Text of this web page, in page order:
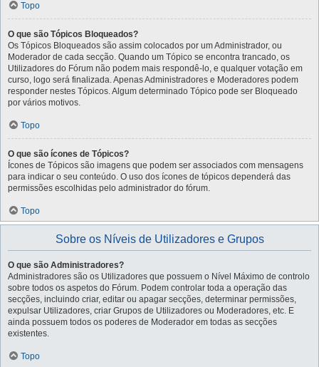
Topo
O que são Tópicos Bloqueados?
Os Tópicos Bloqueados são assim colocados por um Administrador, ou
Moderador de cada secção. Quando um Tópico se encontra trancado, os
Utilizadores do Fórum não podem mais respondê-lo, e qualquer votação em
curso, logo será finalizada. Apenas Administradores e Moderadores podem
responder nestes Tópicos. Algum determinado Tópico pode ser Bloqueado
por vários motivos.
Topo
O que são ícones de Tópicos?
Ícones de Tópicos são imagens que podem ser associados com mensagens
para indicar o seu conteúdo. O uso dos ícones de tópicos dependerá das
permissões escolhidas pelo administrador do fórum.
Topo
Sobre os Níveis de Utilizadores e Grupos
O que são Administradores?
Administradores são os Utilizadores que possuem o Nível Máximo de controlo
sobre todos os aspetos do Fórum. Podem controlar toda a operação das
secções, incluindo criar, editar ou apagar secções, determinar permissões,
expulsar Utilizadores, criar Grupos de Utilizadores ou Moderadores, etc. E
ainda possuem todos os poderes de Moderador em todas as secções
existentes.
Topo